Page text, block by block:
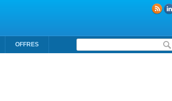
Formulaire de recherche
OFFRES